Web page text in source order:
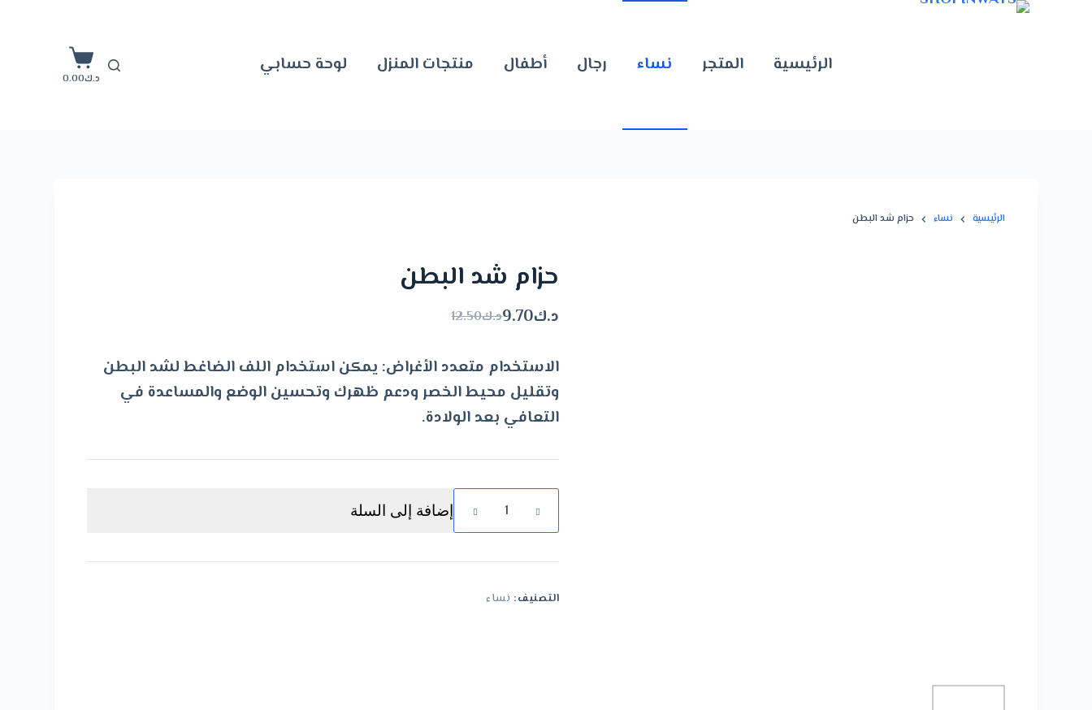
الرئيسية المتجر نساء رجال أطفال منتجات المنزل لوحة حسابي
د.ك0.00
الرئيسية نساء حزام شد البطن
حزام شد البطن
د.ك12.50
الأصلي
هو:
د.ك12.50.
د.ك9.70
الحالي
هو:
د.ك9.70.
الاستخدام متعدد الأغراض: يمكن استخدام اللف الضاغط لشد البطن
وتقليل محيط الخصر ودعم ظهرك وتحسين الوضع والمساعدة في
التعافي بعد الولادة.
كمية
حزام
شد
إضافة إلى السلة
التصنيف: نساء